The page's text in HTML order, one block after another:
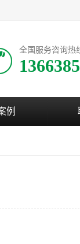
全国服务咨询热
例